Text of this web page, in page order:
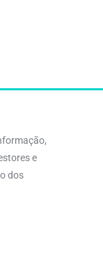
e
dos